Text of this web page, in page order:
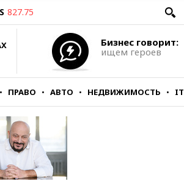
827.75
Бизнес говорит:
ищем героев
ПРАВО АВТО НЕДВИЖИМОСТЬ IT